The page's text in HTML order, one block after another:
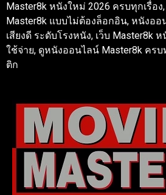
Master8k หนังใหม่ 2026 ครบทุกเรื่อ
Master8k แบบไม่ต้องล็อกอิน, หนังอ
เสียงดี ระดับโรงหนัง, เว็บ Master8k
ใช้จ่าย, ดูหนังออนไลน์ Master8k คร
ติก